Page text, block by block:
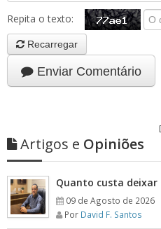
Repita o texto:
Recarregar
Enviar Comentário
Artigos e Opiniões
Quanto custa deixar
09 de Agosto de 2026
Por David F. Santos